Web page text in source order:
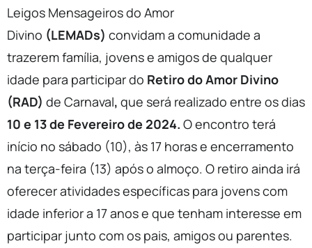
Leigos Mensageiros do Amor
Divino (LEMADs) convidam a comunidade a
trazerem família, jovens e amigos de qualquer
idade para participar do Retiro do Amor Divino
(RAD) de Carnaval, que será realizado entre os dias
10 e 13 de Fevereiro de 2024. O encontro terá
início no sábado (10), às 17 horas e encerramento
na terça-feira (13) após o almoço. O retiro ainda irá
oferecer atividades específicas para jovens com
idade inferior a 17 anos e que tenham interesse em
participar junto com os pais, amigos ou parentes.